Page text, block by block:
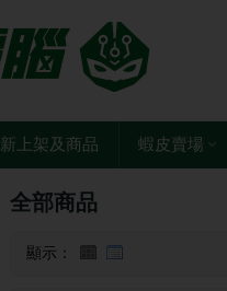
新上架及商品 蝦皮賣場
全部商品
顯示：